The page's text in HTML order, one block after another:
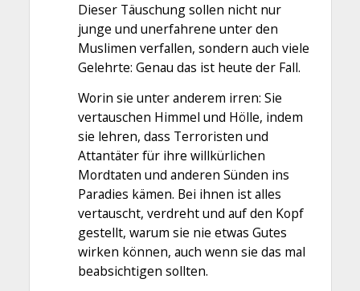
Dieser Täuschung sollen nicht nur
junge und unerfahrene unter den
Muslimen verfallen, sondern auch viele
Gelehrte: Genau das ist heute der Fall.
Worin sie unter anderem irren: Sie
vertauschen Himmel und Hölle, indem
sie lehren, dass Terroristen und
Attantäter für ihre willkürlichen
Mordtaten und anderen Sünden ins
Paradies kämen. Bei ihnen ist alles
vertauscht, verdreht und auf den Kopf
gestellt, warum sie nie etwas Gutes
wirken können, auch wenn sie das mal
beabsichtigen sollten.